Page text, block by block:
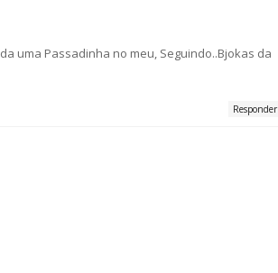
uma Passadinha no meu, Seguindo..Bjokas da
Responder